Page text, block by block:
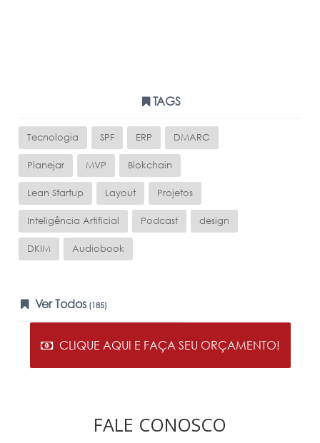
TAGS
Tecnologia SPF ERP DMARC
Planejar MVP Blokchain
Lean Startup Layout Projetos
Inteligência Artificial Podcast design
DKIM Audiobook
Ver Todos (185)
CLIQUE AQUI E FAÇA SEU ORÇAMENTO!
FALE CONOSCO